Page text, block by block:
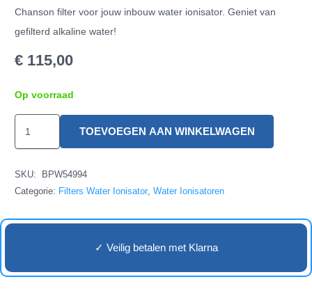
Chanson filter voor jouw inbouw water ionisator. Geniet van
gefilterd alkaline water!
€ 115,00
Op voorraad
PJ
PJ
aantal
TOEVOEGEN AAN WINKELWAGEN
SKU:
BPW54994
Categorie: Filters Water Ionisator, Water Ionisatoren
✓ Veilig betalen met Klarna